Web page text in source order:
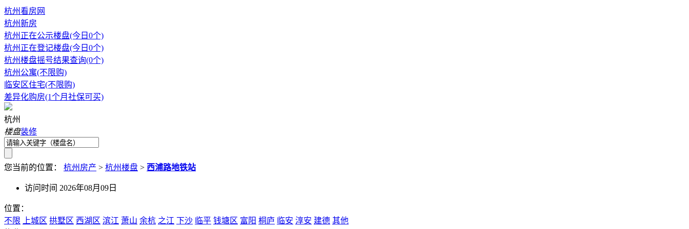
杭州看房网
杭州新房
杭州正在公示楼盘(今日0个)
杭州正在登记楼盘(今日0个)
杭州楼盘摇号结果查询(0个)
杭州公寓(不限购)
临安区住宅(不限购)
差异化购房(1个月社保可买)
杭州
楼盘装修
您当前的位置： 杭州房产 > 杭州楼盘 > 西浦路地铁站
访问时间 2026年08月09日
位置：
不限
上城区 拱墅区 西湖区 滨江 萧山 余杭 之江 下沙 临平 钱塘区 富阳 桐庐 临安 淳安 建德 其他